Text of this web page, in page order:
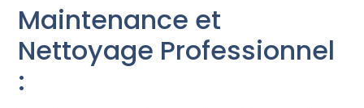
Maintenance et
Nettoyage Professionnel
: